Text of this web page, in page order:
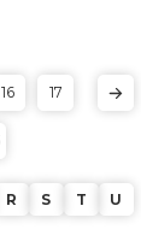
16 17
R S T
U